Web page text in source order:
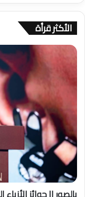
الأكثر قرأة